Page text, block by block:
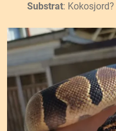
Substrat: Kokosjord?